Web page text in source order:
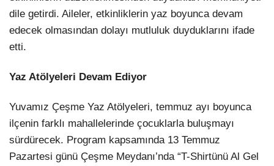
dile getirdi. Aileler, etkinliklerin yaz boyunca devam
edecek olmasından dolayı mutluluk duyduklarını ifade
etti.
Yaz Atölyeleri Devam Ediyor
Yuvamız Çeşme Yaz Atölyeleri, temmuz ayı boyunca
ilçenin farklı mahallelerinde çocuklarla buluşmayı
sürdürecek. Program kapsamında 13 Temmuz
Pazartesi günü Çeşme Meydanı’nda “T-Shirtünü Al Gel